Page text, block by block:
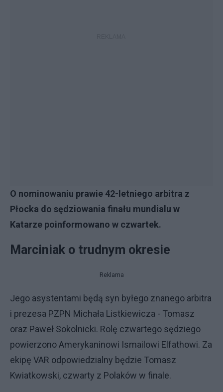
O nominowaniu prawie 42-letniego arbitra z
Płocka do sędziowania finału mundialu w
Katarze poinformowano w czwartek.
Marciniak o trudnym okresie
Reklama
Jego asystentami będą syn byłego znanego arbitra
i prezesa PZPN Michała Listkiewicza - Tomasz
oraz Paweł Sokolnicki. Rolę czwartego sędziego
powierzono Amerykaninowi Ismailowi Elfathowi. Za
ekipę VAR odpowiedzialny będzie Tomasz
Kwiatkowski, czwarty z Polaków w finale.